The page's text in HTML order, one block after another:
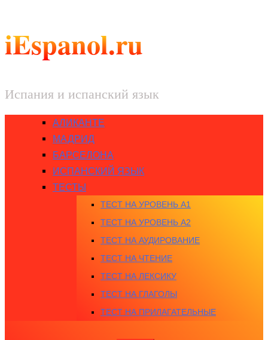
iEspanol.ru
Испания и испанский язык
АЛИКАНТЕ
МАДРИД
БАРСЕЛОНА
ИСПАНСКИЙ ЯЗЫК
ТЕСТЫ
ТЕСТ НА УРОВЕНЬ A1
ТЕСТ НА УРОВЕНЬ A2
ТЕСТ НА АУДИРОВАНИЕ
ТЕСТ НА ЧТЕНИЕ
ТЕСТ НА ЛЕКСИКУ
ТЕСТ НА ГЛАГОЛЫ
ТЕСТ НА ПРИЛАГАТЕЛЬНЫЕ